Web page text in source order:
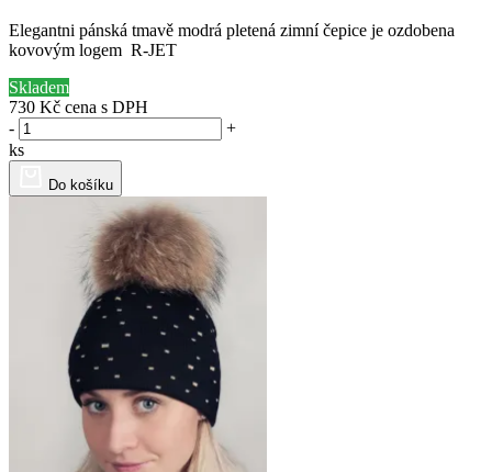
Elegantni pánská tmavě modrá pletená zimní čepice je ozdobena
kovovým logem R-JET
Skladem
730 Kč cena s DPH
-
+
ks
Do košíku